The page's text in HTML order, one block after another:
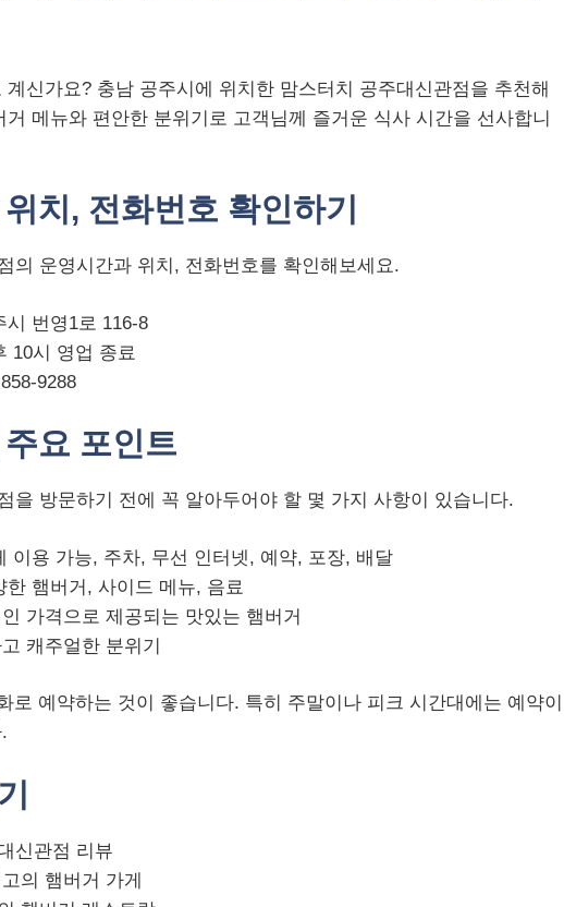
신가요? 충남 공주시에 위치한 맘스터치 공주대신관점을 추천해
거 메뉴와 편안한 분위기로 고객님께 즐거운 식사 시간을 선사합니
치, 전화번호 확인하기
의 운영시간과 위치, 전화번호를 확인해보세요.
시 번영1로 116-8
10시 영업 종료
9288
요 포인트
을 방문하기 전에 꼭 알아두어야 할 몇 가지 사항이 있습니다.
이용 가능, 주차, 무선 인터넷, 예약, 포장, 배달
한 햄버거, 사이드 메뉴, 음료
가격으로 제공되는 맛있는 햄버거
캐주얼한 분위기
로 예약하는 것이 좋습니다. 특히 주말이나 피크 시간대에는 예약이
신관점 리뷰
의 햄버거 가게